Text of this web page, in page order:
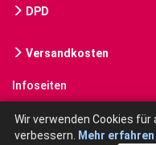
DPD
Versandkosten
Infoseiten
Wir verwenden Cookies
verbessern.
Mehr erfahren